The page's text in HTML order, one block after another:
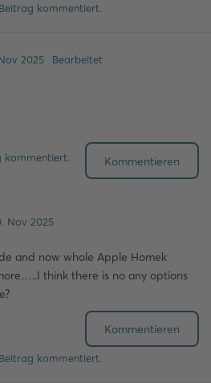
kommentiert.
2025 Bearbeitet
Kommentieren
kommentiert.
Nov 2025
and now whole Apple Homek
think there is no any options
Kommentieren
kommentiert.